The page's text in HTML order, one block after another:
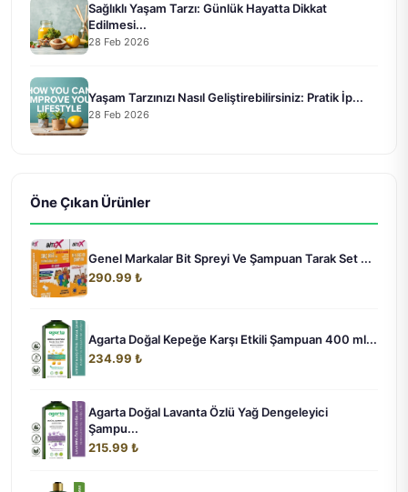
Sağlıklı Yaşam Tarzı: Günlük Hayatta Dikkat
Edilmesi...
28 Feb 2026
Yaşam Tarzınızı Nasıl Geliştirebilirsiniz: Pratik İp...
28 Feb 2026
Öne Çıkan Ürünler
Genel Markalar Bit Spreyi Ve Şampuan Tarak Set ...
290.99 ₺
Agarta Doğal Kepeğe Karşı Etkili Şampuan 400 ml...
234.99 ₺
Agarta Doğal Lavanta Özlü Yağ Dengeleyici
Şampu...
215.99 ₺